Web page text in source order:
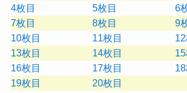
4枚目
5枚目
6
7枚目
8枚目
9
10枚目
11枚目
13枚目
14枚目
16枚目
17枚目
19枚目
20枚目